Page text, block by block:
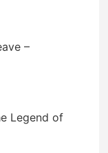
–
Legend of